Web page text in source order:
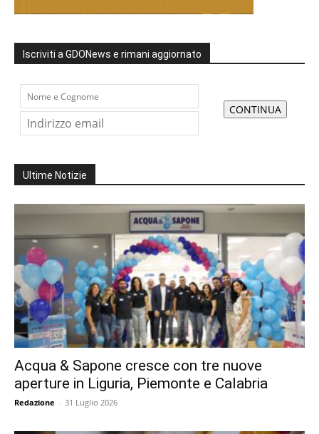
Iscriviti a GDONews e rimani aggiornato
Ultime Notizie
Acqua & Sapone cresce con tre nuove
aperture in Liguria, Piemonte e Calabria
Redazione - 31 Luglio 2026